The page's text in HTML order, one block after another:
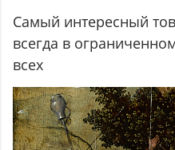
Самый интересный
всегда в
всех